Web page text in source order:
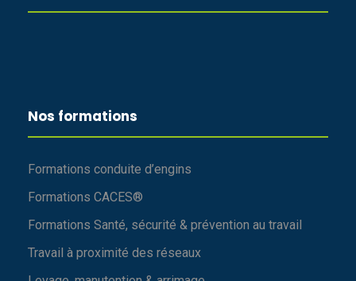
Nos formations
Formations conduite d’engins
Formations CACES®
Formations Santé, sécurité & prévention au travail
Travail à proximité des réseaux